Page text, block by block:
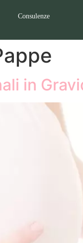
Consulenze
in